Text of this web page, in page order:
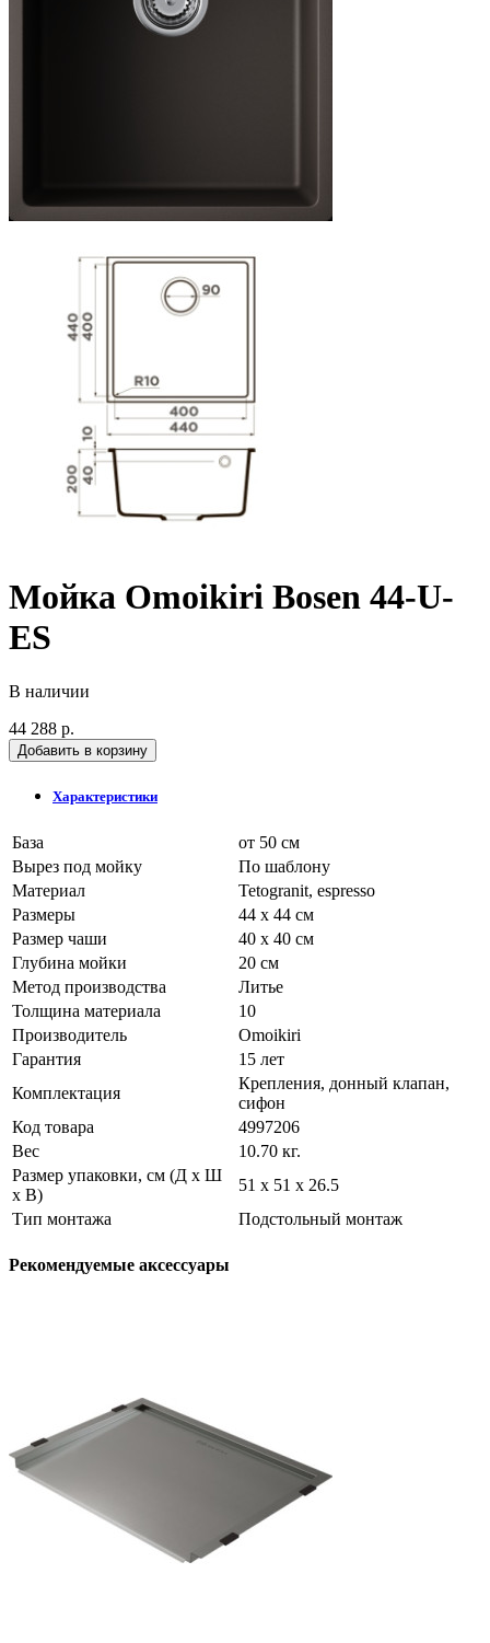
Мойка Omoikiri Bosen 44-U-
ES
В наличии
44 288 р.
Добавить в корзину
Характеристики
База
от 50 см
Вырез под мойку
По шаблону
Материал
Tetogranit, espresso
Размеры
44 x 44 см
Размер чаши
40 x 40 см
Глубина мойки
20 см
Метод производства
Литье
Толщина материала
10
Производитель
Omoikiri
Гарантия
15 лет
Комплектация
Крепления, донный клапан,
сифон
Код товара
4997206
Вес
10.70 кг.
Размер упаковки, см (Д х Ш
х В)
51 х 51 х 26.5
Тип монтажа
Подстольный монтаж
Рекомендуемые аксессуары